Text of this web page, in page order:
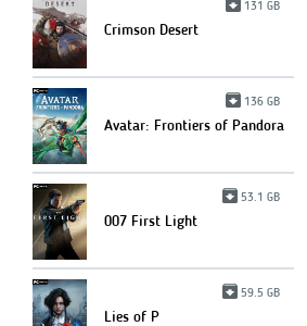
131 GB
Crimson Desert
136 GB
Avatar: Frontiers of Pandora
53.1 GB
007 First Light
59.5 GB
Lies of P